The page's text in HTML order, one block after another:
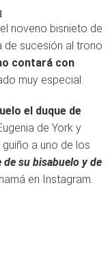
noveno bisnieto de
de sucesión al trono
contará con
muy especial.
el duque de
de York y
a uno de los
de su bisabuelo y de
en Instagram.